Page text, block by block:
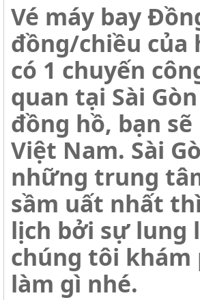
Vé máy bay
đồng/chiều của
có 1 chuyến
quan tại Sài
đồng hồ, bạn sẽ
Việt Nam. Sài
những trung
sầm uất nhất
lịch bởi sự lung
chúng tôi khám
làm gì nhé.